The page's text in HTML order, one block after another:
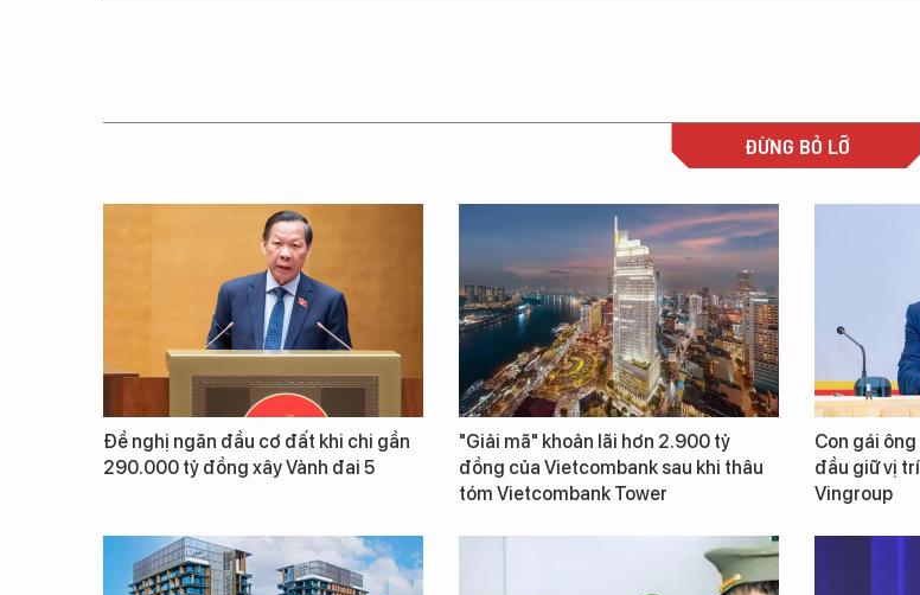
ĐỪNG BỎ LỠ
Đề nghị ngăn đầu cơ đất khi chi gần
290.000 tỷ đồng xây Vành đai 5
"Giải mã" khoản lãi hơn 2.900 tỷ
đồng của Vietcombank sau khi thâu
tóm Vietcombank Tower
Con gái
đầu giữ vị
Vingroup